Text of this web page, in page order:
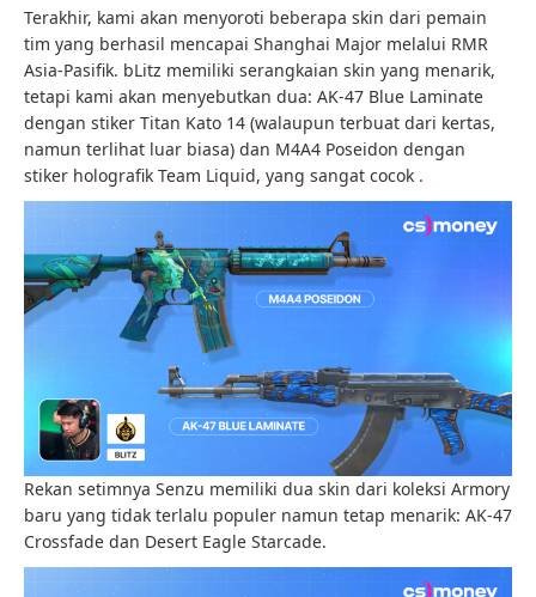
Terakhir, kami akan menyoroti beberapa skin dari pemain
tim yang berhasil mencapai Shanghai Major melalui RMR
Asia-Pasifik. bLitz memiliki serangkaian skin yang menarik,
tetapi kami akan menyebutkan dua: AK-47 Blue Laminate
dengan stiker Titan Kato 14 (walaupun terbuat dari kertas,
namun terlihat luar biasa) dan M4A4 Poseidon dengan
stiker holografik Team Liquid, yang sangat cocok .
Rekan setimnya Senzu memiliki dua skin dari koleksi Armory
baru yang tidak terlalu populer namun tetap menarik: AK-47
Crossfade dan Desert Eagle Starcade.